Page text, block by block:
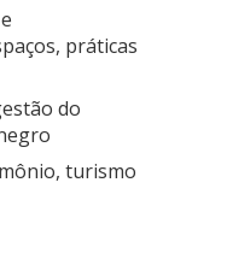
práticas
do
turismo